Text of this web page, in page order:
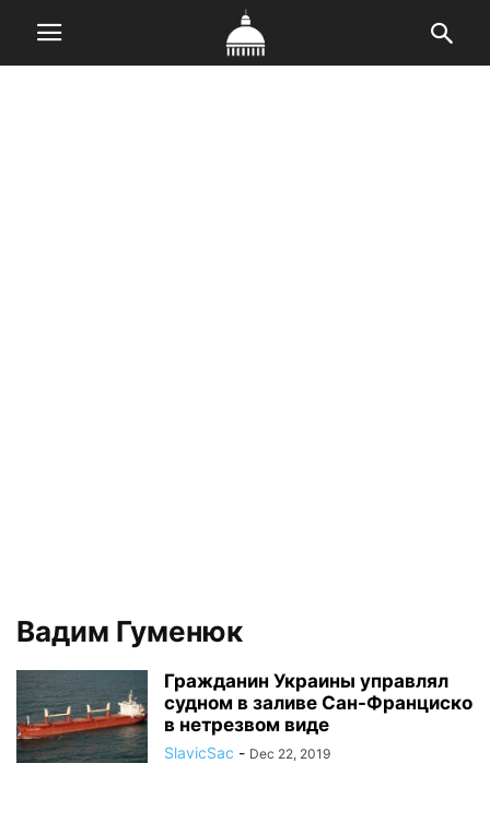
Вадим Гуменюк
Гражданин Украины управлял
судном в заливе Сан-Франциско
в нетрезвом виде
SlavicSac - Dec 22, 2019